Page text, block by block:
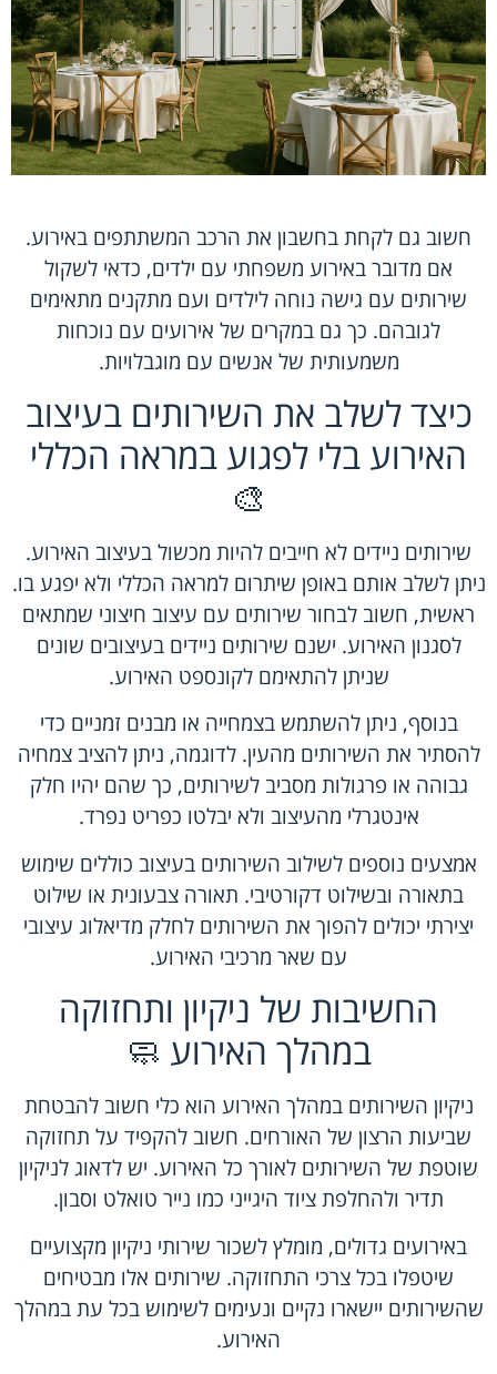
חשוב גם לקחת בחשבון את הרכב המשתתפים באירוע.
אם מדובר באירוע משפחתי עם ילדים, כדאי לשקול
שירותים עם גישה נוחה לילדים ועם מתקנים מתאימים
לגובהם. כך גם במקרים של אירועים עם נוכחות
משמעותית של אנשים עם מוגבלויות.
כיצד לשלב את השירותים בעיצוב
האירוע בלי לפגוע במראה הכללי
🎨
שירותים ניידים לא חייבים להיות מכשול בעיצוב האירוע.
ניתן לשלב אותם באופן שיתרום למראה הכללי ולא יפגע בו.
ראשית, חשוב לבחור שירותים עם עיצוב חיצוני שמתאים
לסגנון האירוע. ישנם שירותים ניידים בעיצובים שונים
שניתן להתאימם לקונספט האירוע.
בנוסף, ניתן להשתמש בצמחייה או מבנים זמניים כדי
להסתיר את השירותים מהעין. לדוגמה, ניתן להציב צמחיה
גבוהה או פרגולות מסביב לשירותים, כך שהם יהיו חלק
אינטגרלי מהעיצוב ולא יבלטו כפריט נפרד.
אמצעים נוספים לשילוב השירותים בעיצוב כוללים שימוש
בתאורה ובשילוט דקורטיבי. תאורה צבעונית או שילוט
יצירתי יכולים להפוך את השירותים לחלק מדיאלוג עיצובי
עם שאר מרכיבי האירוע.
החשיבות של ניקיון ותחזוקה
במהלך האירוע 🧼
ניקיון השירותים במהלך האירוע הוא כלי חשוב להבטחת
שביעות הרצון של האורחים. חשוב להקפיד על תחזוקה
שוטפת של השירותים לאורך כל האירוע. יש לדאוג לניקיון
תדיר ולהחלפת ציוד היגייני כמו נייר טואלט וסבון.
באירועים גדולים, מומלץ לשכור שירותי ניקיון מקצועיים
שיטפלו בכל צרכי התחזוקה. שירותים אלו מבטיחים
שהשירותים יישארו נקיים ונעימים לשימוש בכל עת במהלך
האירוע.